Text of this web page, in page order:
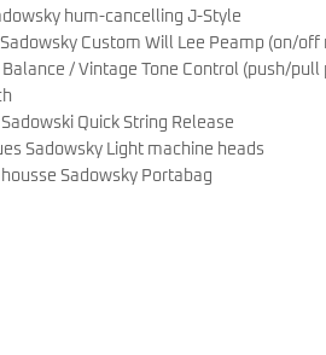
hum-cancelling J-Style
Custom Will Lee Peamp (on/
/ Vintage Tone Control (push/
Quick String Release
Sadowsky Light machine heads
Sadowsky Portabag